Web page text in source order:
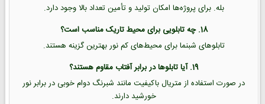
بله. برای پروژه‌ها امکان تولید و تأمین تعداد بالا وجود دارد.
18. چه تابلویی برای محیط تاریک مناسب است؟
تابلوهای شبنما برای محیط‌های کم نور بهترین گزینه هستند.
19. آیا تابلوها در برابر آفتاب مقاوم هستند؟
در صورت استفاده از متریال باکیفیت مانند شبرنگ دوام خوبی در برابر نور
خورشید دارند.